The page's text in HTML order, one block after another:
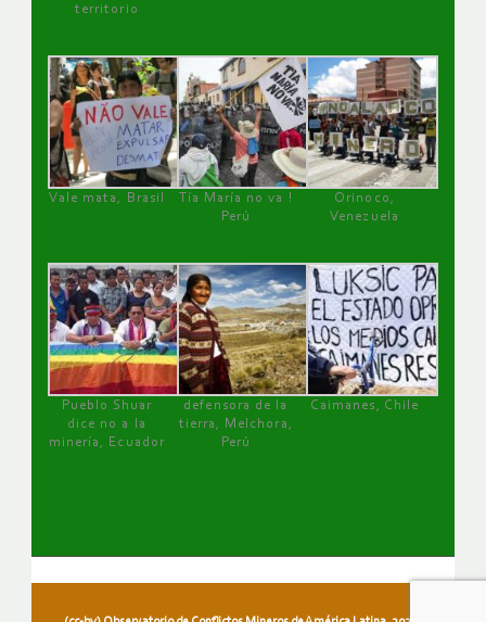
territorio
Vale mata, Brasil
Tía María no va !
Perú
Orinoco,
Venezuela
Pueblo Shuar
dice no a la
minería, Ecuador
defensora de la
tierra, Melchora,
Perú
Caimanes, Chile